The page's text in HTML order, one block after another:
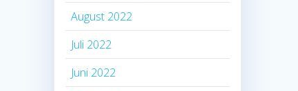
August 2022
Juli 2022
Juni 2022